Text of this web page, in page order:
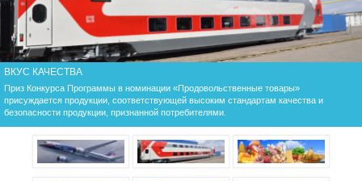
ВКУС КАЧЕСТВА
Приз Конкурса Программы в номинации «Продовольственные товары»
присуждается продукции, соответствующей высоким стандартам качества и
безопасности продукции, признанной потребителями.